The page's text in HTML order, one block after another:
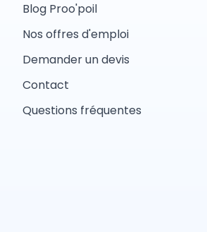
Blog Proo'poil
Nos offres d'emploi
Demander un devis
Contact
Questions fréquentes